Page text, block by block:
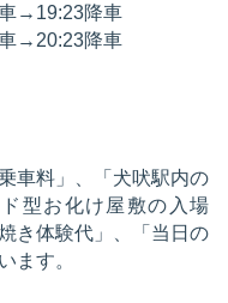
→19:23降車
→20:23降車
車料」、「犬吠駅内の
型お化け屋敷の入場
き体験代」、「当日の
ます。